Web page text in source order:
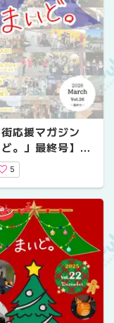
街応援マガジン
ど。」最終号】商
ヶ月の旅路。こ
！
5